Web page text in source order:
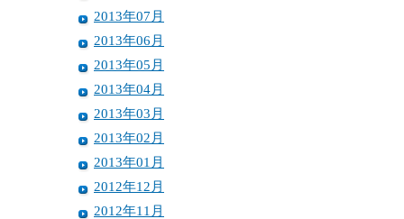
2013年07月
2013年06月
2013年05月
2013年04月
2013年03月
2013年02月
2013年01月
2012年12月
2012年11月